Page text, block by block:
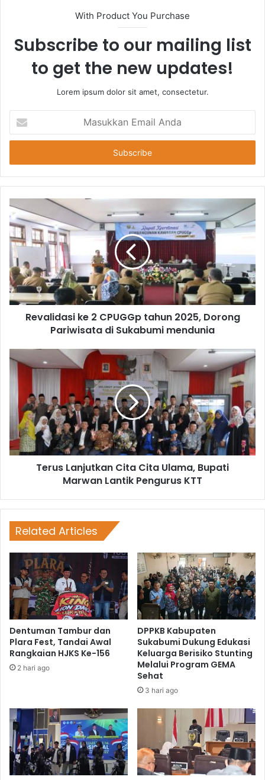
With Product You Purchase
Subscribe to our mailing list
to get the new updates!
Lorem ipsum dolor sit amet, consectetur.
Email
Anda
Revalidasi ke 2 CPUGGp tahun 2025, Dorong
Pariwisata di Sukabumi mendunia
Terus Lanjutkan Cita Cita Ulama, Bupati
Marwan Lantik Pengurus KTT
Related Articles
Dentuman Tambur dan
Plara Fest, Tandai Awal
Rangkaian HJKS Ke-156
2 hari ago
DPPKB Kabupaten
Sukabumi Dukung Edukasi
Keluarga Berisiko Stunting
Melalui Program GEMA
Sehat
3 hari ago